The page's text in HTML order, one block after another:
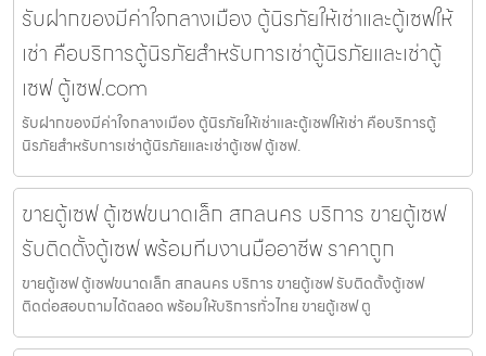
รับฝากของมีค่าใจกลางเมือง ตู้นิรภัยให้เช่าและตู้เซฟให้
เช่า คือบริการตู้นิรภัยสำหรับการเช่าตู้นิรภัยและเช่าตู้
เซฟ ตู้เซฟ.com
รับฝากของมีค่าใจกลางเมือง ตู้นิรภัยให้เช่าและตู้เซฟให้เช่า คือบริการตู้
นิรภัยสำหรับการเช่าตู้นิรภัยและเช่าตู้เซฟ ตู้เซฟ.
ขายตู้เซฟ ตู้เซฟขนาดเล็ก สกลนคร บริการ ขายตู้เซฟ
รับติดตั้งตู้เซฟ พร้อมทีมงานมืออาชีพ ราคาถูก
ขายตู้เซฟ ตู้เซฟขนาดเล็ก สกลนคร บริการ ขายตู้เซฟ รับติดตั้งตู้เซฟ
ติดต่อสอบถามได้ตลอด พร้อมให้บริการทั่วไทย ขายตู้เซฟ ตู